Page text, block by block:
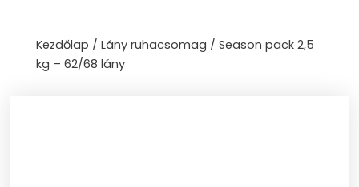
contentKezdőlap / Lány ruhacsomag / Season pack 2,5
kg – 62/68 lány